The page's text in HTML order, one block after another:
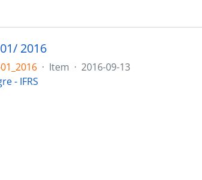
2016
· Item · 2016-09-13
- IFRS